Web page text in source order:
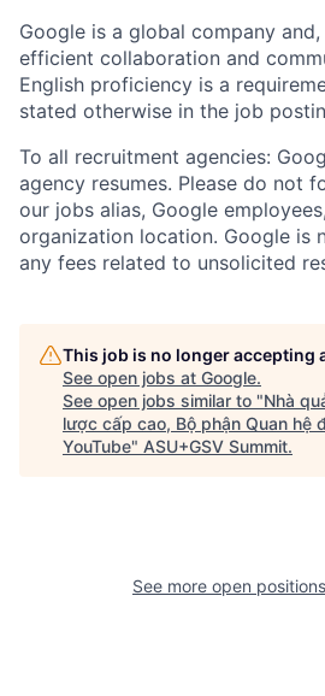
Google is a global company
efficient collaboration and
English proficiency is a
stated otherwise in the job
To all recruitment agencies:
agency resumes. Please do not
our jobs alias, Google
organization location. Google is
any fees related to unsolicited
This job is no longer accepting
See open jobs at Google.
See open jobs similar to "Nhà
lược cấp cao, Bộ phận Quan hệ
YouTube" ASU+GSV Summit.
See more open